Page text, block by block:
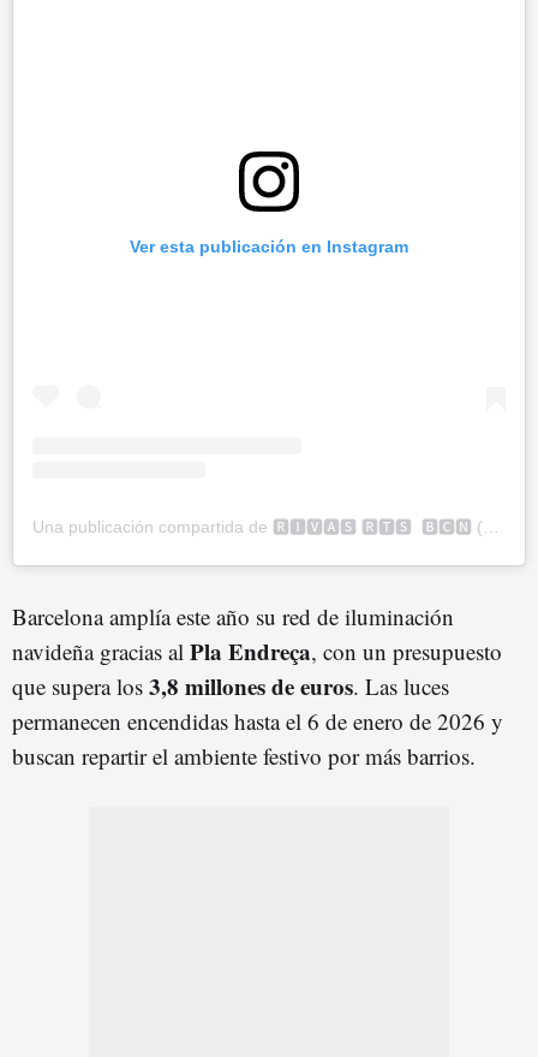
Ver esta publicación en Instagram
Una publicación compartida de 🆁🅸🆅🅰️🆂 🆁🆃🆂 🅱️🅲🅽 (@rivasrtss)
Barcelona amplía este año su red de iluminación
navideña gracias al Pla Endreça, con un presupuesto
que supera los 3,8 millones de euros. Las luces
permanecen encendidas hasta el 6 de enero de 2026 y
buscan repartir el ambiente festivo por más barrios.